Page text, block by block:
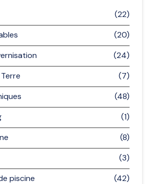
(22)
(20)
(24)
(7)
(48)
(1)
(8)
(3)
piscine
(42)